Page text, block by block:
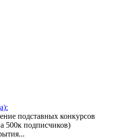
подставных конкурсов
500к подписчиков)